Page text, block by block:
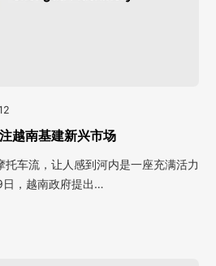
越南基建新兴市场
托车流，让人感到河内是一座充满活力
日，越南政府提出…